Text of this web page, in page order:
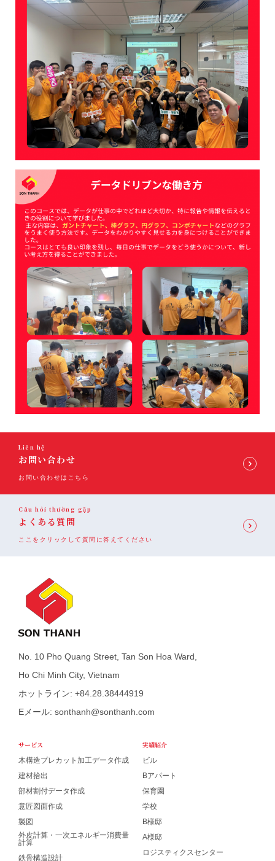
Liên hệ
お問い合わせ
お問い合わせはこちら
Câu hỏi thường gặp
よくある質問
ここをクリックして質問に答えてください
No. 10 Pho Quang Street, Tan Son Hoa Ward,
Ho Chi Minh City, Vietnam
ホットライン: +84.28.38444919
Eメール: sonthanh@sonthanh.com
サービス
木構造プレカット加工データ作成
建材拾出
部材割付データ作成
意匠図面作成
製図
外皮計算・一次エネルギー消費量
計算
鉄骨構造設計
実績紹介
ビル
Bアパート
保育園
学校
B様邸
A様邸
ロジスティクスセンター